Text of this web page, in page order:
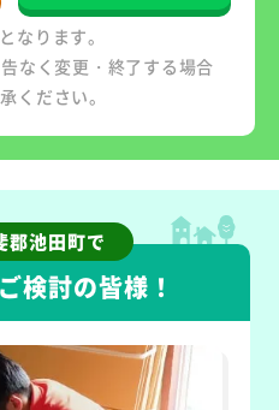
ります。
なく変更・終了する場合
ください。
郡池田町で
検討の皆様！